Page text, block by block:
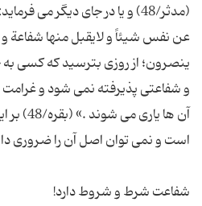
(مدثر/48) و یا در جای دیگر می
عن نفس شیئاً و لایقبل منها شفاعة
ینصرون؛ از روزی بترسید که کسی
و شفاعتی پذیرفته نمی شود و
آن ها